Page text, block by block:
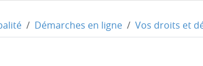
Démarches en ligne Vos droits et